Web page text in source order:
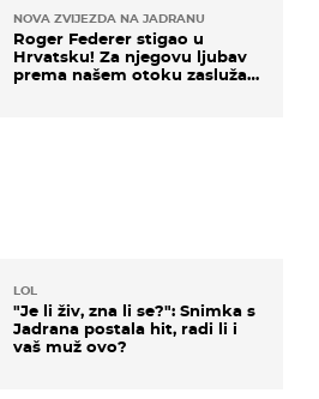
NOVA ZVIJEZDA NA JADRANU
Roger Federer stigao u
Hrvatsku! Za njegovu ljubav
prema našem otoku zaslužan
LOL
"Je li živ, zna li se?": Snimka s
Jadrana postala hit, radi li i
vaš muž ovo?